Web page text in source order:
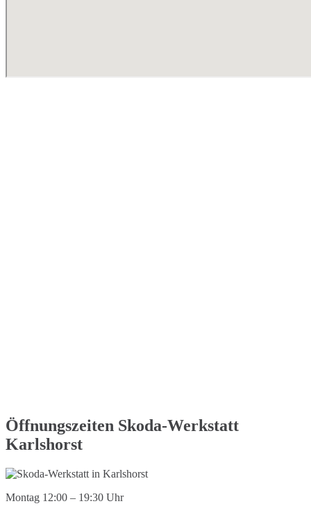
Öffnungszeiten Skoda-Werkstatt
Karlshorst
Montag 12:00 – 19:30 Uhr